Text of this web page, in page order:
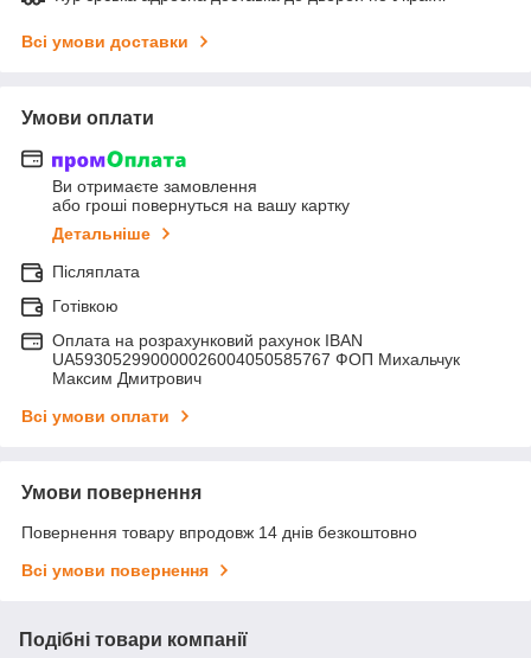
Всі умови доставки
Умови оплати
Ви отримаєте замовлення
або гроші повернуться на вашу картку
Детальніше
Післяплата
Готівкою
Оплата на розрахунковий рахунок IBAN
UA593052990000026004050585767 ФОП Михальчук
Максим Дмитрович
Всі умови оплати
Умови повернення
Повернення товару впродовж 14 днів безкоштовно
Всі умови повернення
Подібні товари компанії